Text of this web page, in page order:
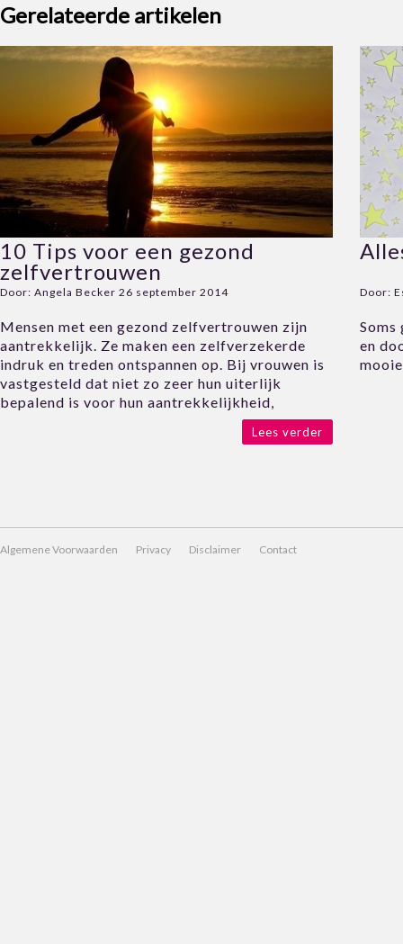
Gerelateerde artikelen
10 Tips voor een gezond
zelfvertrouwen
Door: Angela Becker 26 september 2014
Mensen met een gezond zelfvertrouwen zijn
aantrekkelijk. Ze maken een zelfverzekerde
indruk en treden ontspannen op. Bij vrouwen is
vastgesteld dat niet zo zeer hun uiterlijk
bepalend is voor hun aantrekkelijkheid,
Lees verder
Door:
Soms
en
Algemene Voorwaarden Privacy Disclaimer Contact